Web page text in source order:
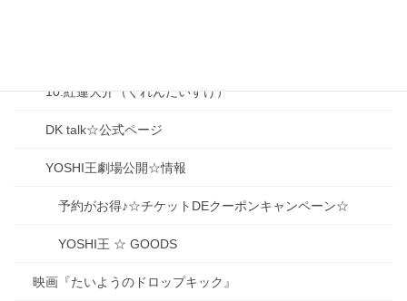
10.紅蓮大介（ぐれんだいすけ）
DK talk☆公式ページ
YOSHI王劇場公開☆情報
予約がお得♪☆チケットDEクーポンキャンペーン☆
YOSHI王 ☆ GOODS
映画『たいようのドロップキック』